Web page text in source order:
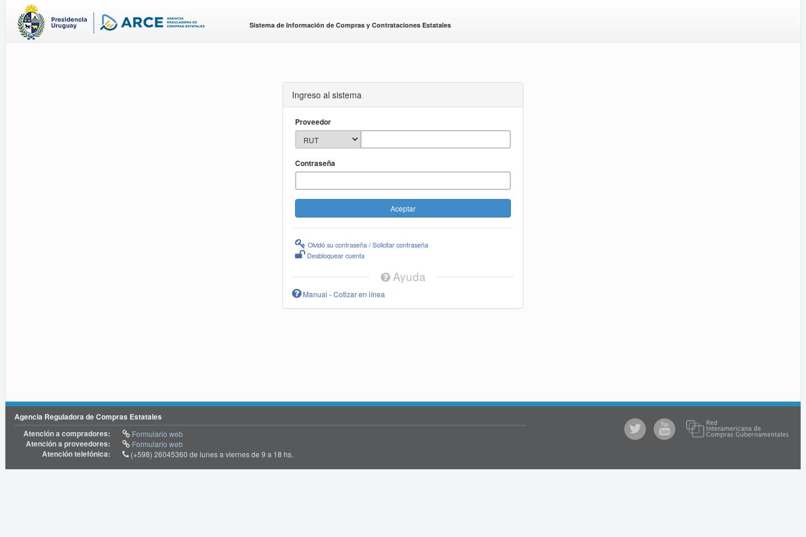
Sistema de Información de Compras y Contrataciones Estatales
Ingreso al sistema
Proveedor
Contraseña
Olvidó su contraseña / Solicitar contraseña
Desbloquear cuenta
Ayuda
Manual - Cotizar en línea
Agencia Reguladora de Compras Estatales
Atención a compradores:
Formulario web
Atención a proveedores: Formulario web
Atención telefónica: (+598) 26045360 de lunes a viernes de 9 a 18 hs.
@comprasgubuy
ACCE
Youtube